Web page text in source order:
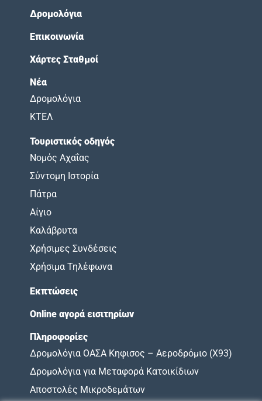
Δρομολόγια
Επικοινωνία
Χάρτες Σταθμοί
Νέα
Δρομολόγια
ΚΤΕΛ
Τουριστικός οδηγός
Νομός Αχαΐας
Σύντομη Ιστορία
Πάτρα
Αίγιο
Καλάβρυτα
Χρήσιμες Συνδέσεις
Χρήσιμα Τηλέφωνα
Εκπτώσεις
Online αγορά εισιτηρίων
Πληροφορίες
Δρομολόγια ΟΑΣΑ Κηφισος – Αεροδρόμιο (X93)
Δρομολόγια για Μεταφορά Κατοικίδιων
Αποστολές Μικροδεμάτων